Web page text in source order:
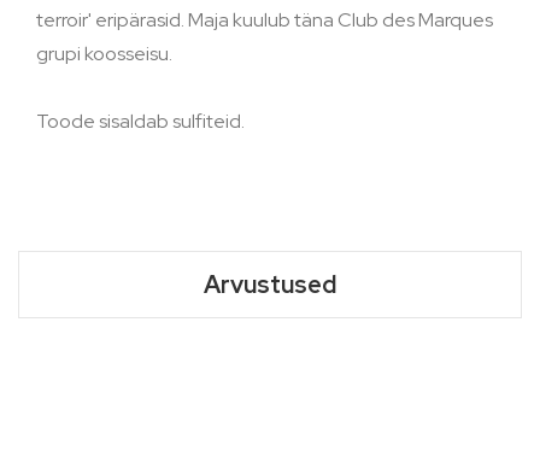
terroir' eripärasid. Maja kuulub täna Club des Marques
grupi koosseisu.
Toode sisaldab sulfiteid.
Arvustused